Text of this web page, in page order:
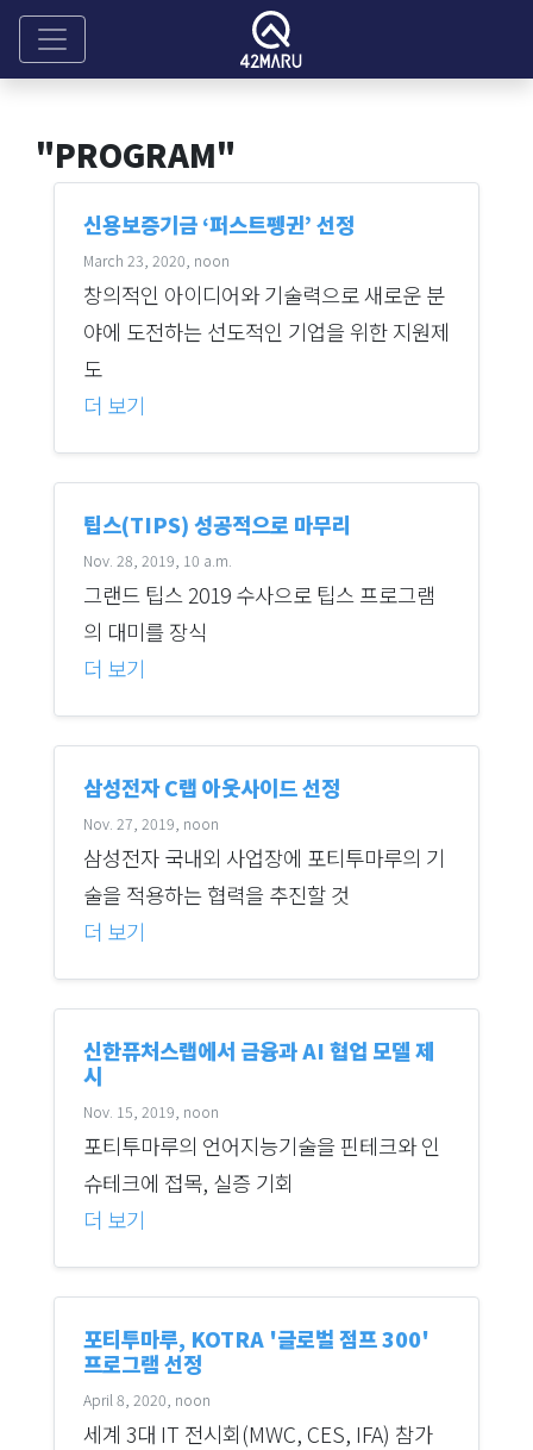
"PROGRAM"
신용보증기금 ‘퍼스트펭귄’ 선정
March 23, 2020, noon
창의적인 아이디어와 기술력으로 새로운 분
야에 도전하는 선도적인 기업을 위한 지원제
도
더 보기
팁스(TIPS) 성공적으로 마무리
Nov. 28, 2019, 10 a.m.
그랜드 팁스 2019 수사으로 팁스 프로그램
의 대미를 장식
더 보기
삼성전자 C랩 아웃사이드 선정
Nov. 27, 2019, noon
삼성전자 국내외 사업장에 포티투마루의 기
술을 적용하는 협력을 추진할 것
더 보기
신한퓨처스랩에서 금융과 AI 협업 모델 제
시
Nov. 15, 2019, noon
포티투마루의 언어지능기술을 핀테크와 인
슈테크에 접목, 실증 기회
더 보기
포티투마루, KOTRA '글로벌 점프 300'
프로그램 선정
April 8, 2020, noon
세계 3대 IT 전시회(MWC, CES, IFA) 참가